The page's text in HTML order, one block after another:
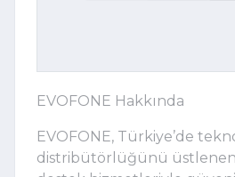
EVOFONE Hakkında
EVOFONE, Türkiye’de
distribütörlüğünü üstlenen